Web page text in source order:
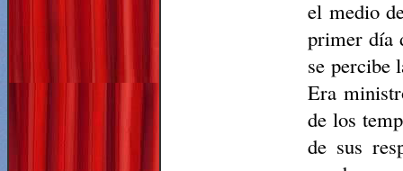
el medio
primer día
se percibe
Era
de los
de sus